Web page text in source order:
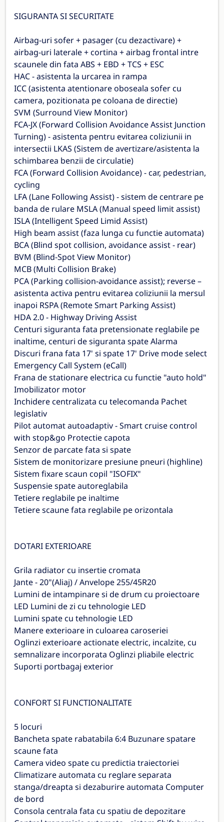
SIGURANTA SI SECURITATE
Airbag-uri sofer + pasager (cu dezactivare) +
airbag-uri laterale + cortina + airbag frontal intre
scaunele din fata ABS + EBD + TCS + ESC
HAC - asistenta la urcarea in rampa
ICC (asistenta atentionare oboseala sofer cu
camera, pozitionata pe coloana de directie)
SVM (Surround View Monitor)
FCA-JX (Forward Collision Avoidance Assist Junction
Turning) - asistenta pentru evitarea coliziunii in
intersectii LKAS (Sistem de avertizare/asistenta la
schimbarea benzii de circulatie)
FCA (Forward Collision Avoidance) - car, pedestrian,
cycling
LFA (Lane Following Assist) - sistem de centrare pe
banda de rulare MSLA (Manual speed limit assist)
ISLA (Intelligent Speed Limid Assist)
High beam assist (faza lunga cu functie automata)
BCA (Blind spot collision, avoidance assist - rear)
BVM (Blind-Spot View Monitor)
MCB (Multi Collision Brake)
PCA (Parking collision-avoidance assist); reverse –
asistenta activa pentru evitarea coliziunii la mersul
inapoi RSPA (Remote Smart Parking Assist)
HDA 2.0 - Highway Driving Assist
Centuri siguranta fata pretensionate reglabile pe
inaltime, centuri de siguranta spate Alarma
Discuri frana fata 17' si spate 17' Drive mode select
Emergency Call System (eCall)
Frana de stationare electrica cu functie "auto hold"
Imobilizator motor
Inchidere centralizata cu telecomanda Pachet
legislativ
Pilot automat autoadaptiv - Smart cruise control
with stop&go Protectie capota
Senzor de parcate fata si spate
Sistem de monitorizare presiune pneuri (highline)
Sistem fixare scaun copil "ISOFIX"
Suspensie spate autoreglabila
Tetiere reglabile pe inaltime
Tetiere scaune fata reglabile pe orizontala
DOTARI EXTERIOARE
Grila radiator cu insertie cromata
Jante - 20"(Aliaj) / Anvelope 255/45R20
Lumini de intampinare si de drum cu proiectoare
LED Lumini de zi cu tehnologie LED
Lumini spate cu tehnologie LED
Manere exterioare in culoarea caroseriei
Oglinzi exterioare actionate electric, incalzite, cu
semnalizare incorporata Oglinzi pliabile electric
Suporti portbagaj exterior
CONFORT SI FUNCTIONALITATE
5 locuri
Bancheta spate rabatabila 6:4 Buzunare spatare
scaune fata
Camera video spate cu predictia traiectoriei
Climatizare automata cu reglare separata
stanga/dreapta si dezaburire automata Computer
de bord
Consola centrala fata cu spatiu de depozitare